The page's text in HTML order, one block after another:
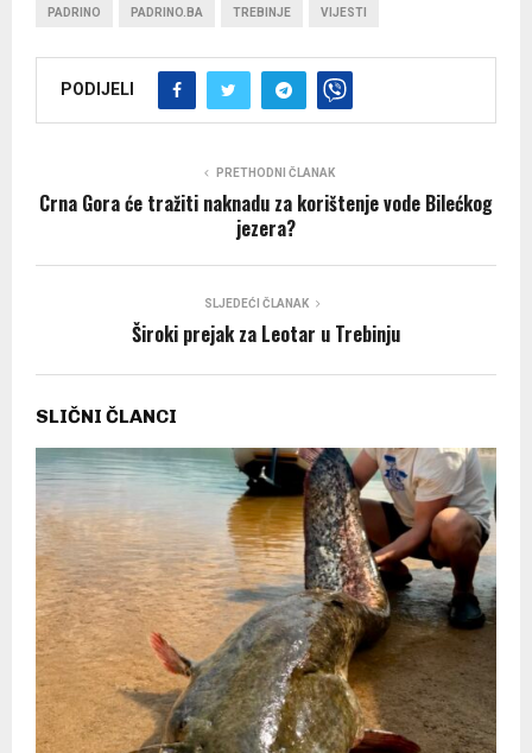
PADRINO PADRINO.BA TREBINJE VIJESTI
PODIJELI
PRETHODNI ČLANAK
Crna Gora će tražiti naknadu za korištenje vode Bilećkog
jezera?
SLJEDEĆI ČLANAK
Široki prejak za Leotar u Trebinju
SLIČNI ČLANCI